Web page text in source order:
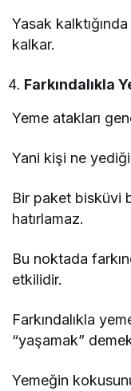
Yasak
kalkar.
Farkındalıkla
Yeme atakları
Yani kişi ne
Bir paket bisküvi
hatırlamaz.
Bu noktada
etkilidir.
Farkındalıkla
“yaşamak”
Yemeğin